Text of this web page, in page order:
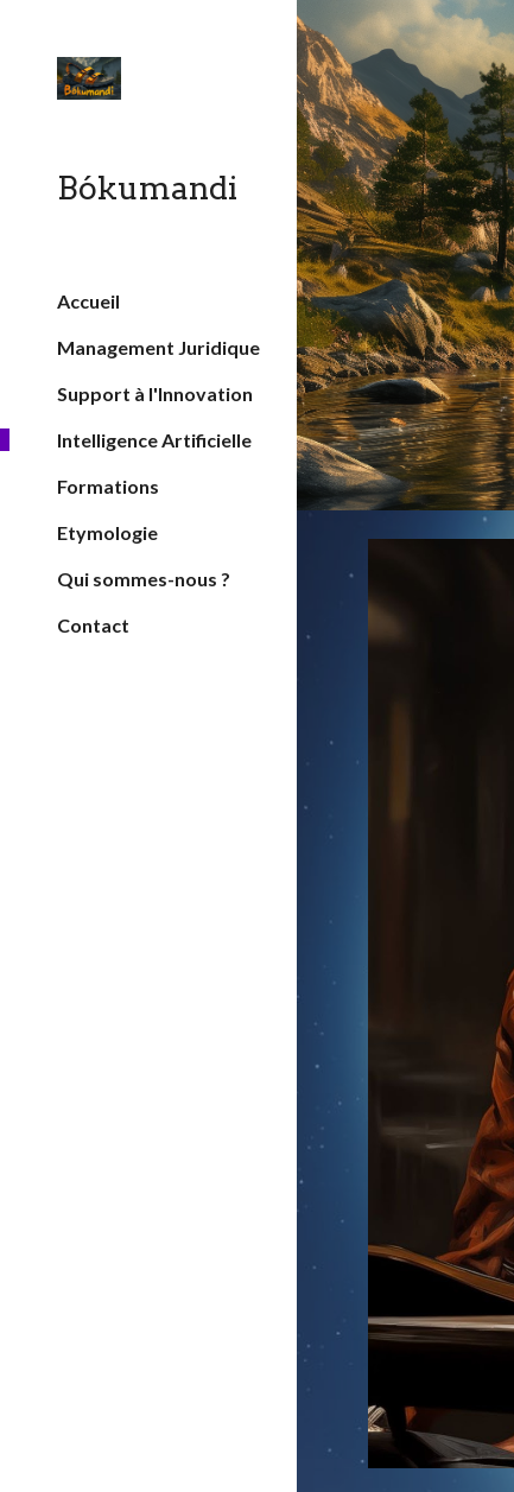
Bókumandi
Accueil
Management Juridique
Support à l'Innovation
Intelligence Artificielle
Formations
Etymologie
Qui sommes-nous ?
Contact